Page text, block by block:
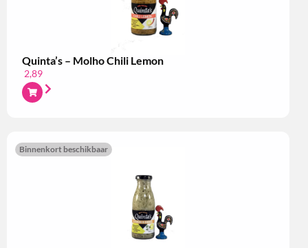
Quinta’s – Molho Chili Lemon
2,89
Binnenkort beschikbaar